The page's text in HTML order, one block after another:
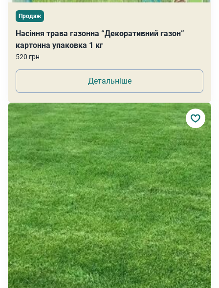
Продаж
Насіння трава газонна “Декоративний газон”
картонна упаковка 1 кг
520 грн
Детальніше